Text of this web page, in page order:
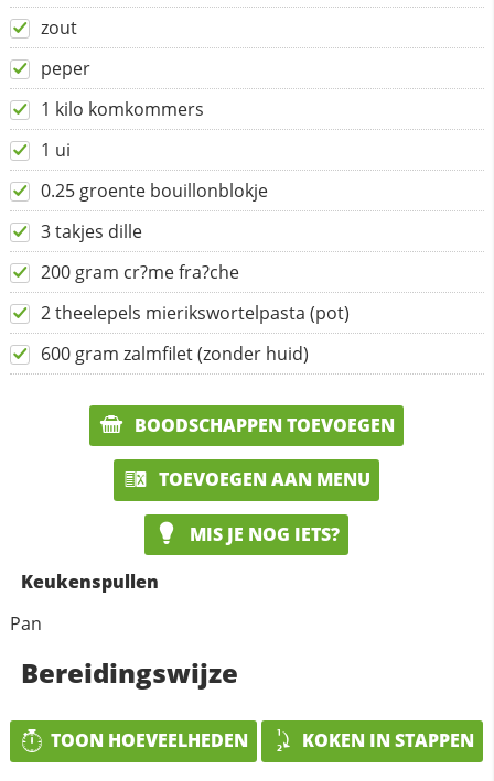
zout
peper
1 kilo komkommers
1 ui
0.25 groente bouillonblokje
3 takjes dille
200 gram cr?me fra?che
2 theelepels mierikswortelpasta (pot)
600 gram zalmfilet (zonder huid)
BOODSCHAPPEN TOEVOEGEN
TOEVOEGEN AAN MENU
MIS JE NOG IETS?
Keukenspullen
Pan
Bereidingswijze
TOON HOEVEELHEDEN KOKEN IN STAPPEN